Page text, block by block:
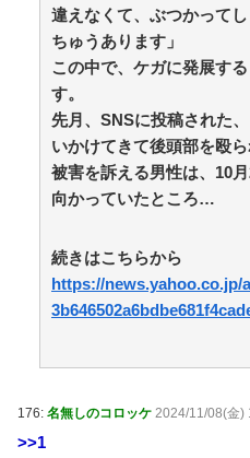
鍵失くした男「45分だけ
ら！」→女子大生「無理で
「熱中症になれってか！使
草ｗｗｗ / おまとめアンテナ
大嫌いで一口も食べられ
け突然食べられるようにな
また食べられなくなった衝
(8/7 09:25)
洋服の青山、空調ウェア
めアンテナ NEW! (8/7 09:08)
ない職場の無能、催促して
「申し訳ないからやる」と
けるなよ・・・ / おまとめ
普通の家は父母が各一名
違えなくて、ぶつかって
ちゅうあります」
この中で、ケガに発展す
す。
先月、SNSに投稿された
いかけてきて後頭部を殴
被害を訴える男性は、10
向かっていたところ…
続きはこちらから
https://news.yahoo.co.jp/
176: 名無しのコロッケ 2024/11/08(金)
>>1